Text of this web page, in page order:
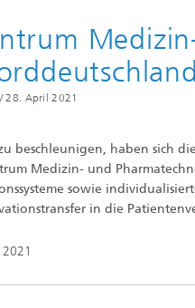
28. April 2021
beschleunigen, haben sich
Medizin- und
sowie
in die